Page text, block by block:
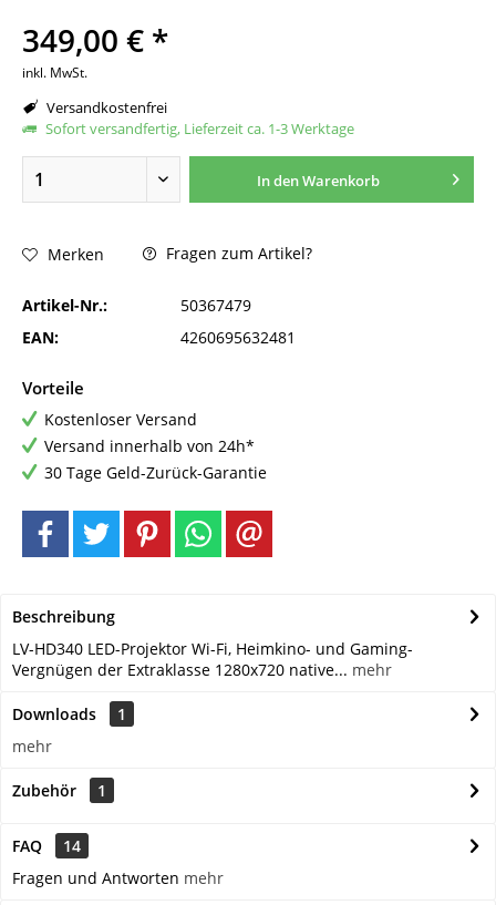
349,00 € *
inkl. MwSt.
Versandkostenfrei
Sofort versandfertig, Lieferzeit ca. 1-3 Werktage
In denWarenkorb
Merken Fragen zum Artikel?
Artikel-Nr.:
50367479
EAN:
4260695632481
Vorteile
Kostenloser Versand
Versand innerhalb von 24h*
30 Tage Geld-Zurück-Garantie
Beschreibung
LV-HD340 LED-Projektor Wi-Fi, Heimkino- und Gaming-
Vergnügen der Extraklasse 1280x720 native... mehr
Downloads
1
mehr
Zubehör 1
FAQ
14
Fragen und Antworten mehr